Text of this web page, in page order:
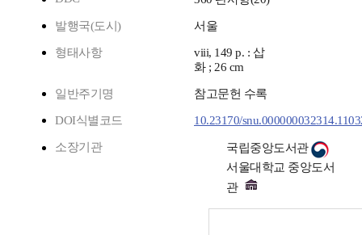
발행국(도시) 서울
형태사항
viii, 149 p. : 삽
화 ; 26 cm
일반주기명 참고문헌 수록
DOI식별코드 10.23170/
소장기관
국립중앙도서관
서울대학교 중앙도서
관